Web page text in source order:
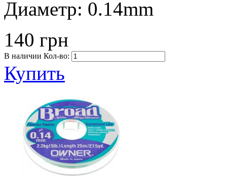
Диаметр: 0.14mm
140 грн
В наличии Кол-во:
Купить